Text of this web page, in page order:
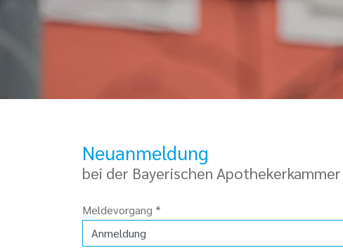
Neuanmeldung
bei der Bayerischen Apothekerkammer
Meldevorgang *